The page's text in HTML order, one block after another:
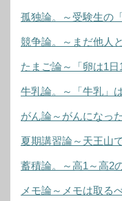
孤独論。～受験生の
競争論。～まだ他人
たまご論～「卵は1
牛乳論。～「牛乳」
がん論～がんになっ
夏期講習論～天王山
蓄積論。～高1～高2
メモ論～メモは取る